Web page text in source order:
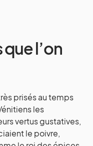
l’on
prisés au temps
les
vertus gustatives,
le poivre,